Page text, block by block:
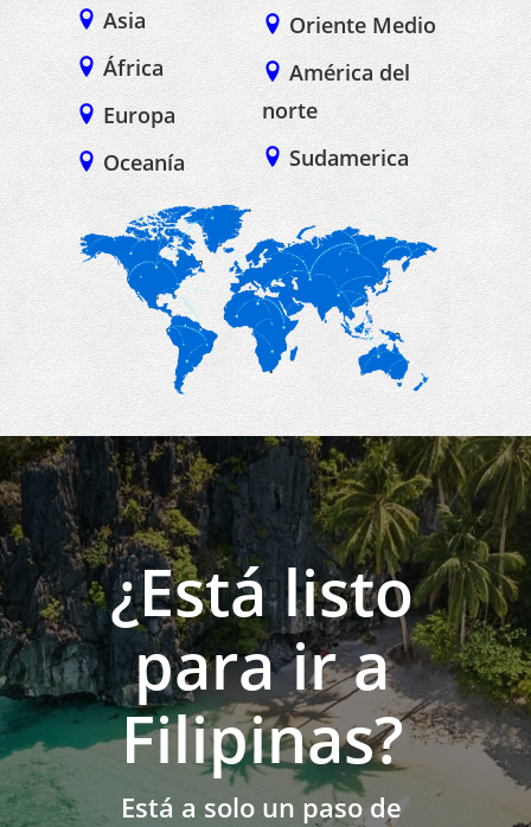
Asia
África
Europa
Oceanía
Oriente Medio
América del
norte
Sudamerica
¿Está listo
para ir a
Filipinas?
Está a solo un paso de